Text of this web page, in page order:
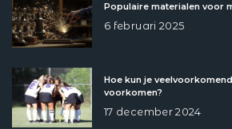
Populaire materialen voor
6 februari 2025
Hoe kun je
voorkomen?
17 december 2024